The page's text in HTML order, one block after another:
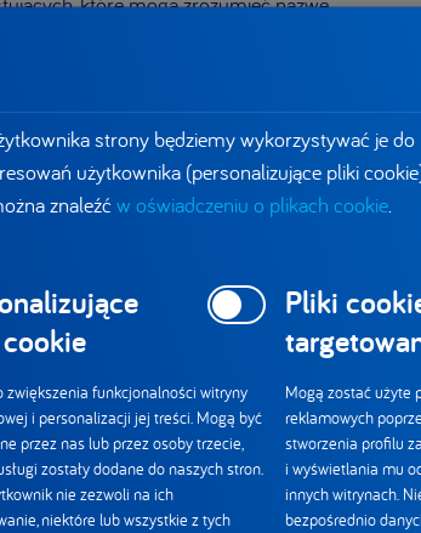
nawigację, czyli mechanizmy, które
można uzyskać za pośrednictwem
np. błyszczących elementów
dla zdrowia objawów
epilepsję).
Łukasz Słowik, przedstawiciel projektów
strony będziemy wykorzystywać je
użytkownika (personalizujące pliki
znaleźćw oświadczeniu o plikach cookie
zwiększenia funkcjonalności witryny
i personalizacji jej treści. Mogą być
przez nas lub przez osoby trzecie,
zostały dodane do naszych stron.
nie zezwoli na ich
niektóre lub wszystkie z tych
Pliki
Mogą zostać użyte
reklamowych
stworzenia profilu
i wyświetlania mu
innych witrynach.
bezpośrednio